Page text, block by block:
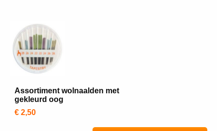
Assortiment wolnaalden met
gekleurd oog
€ 2,50